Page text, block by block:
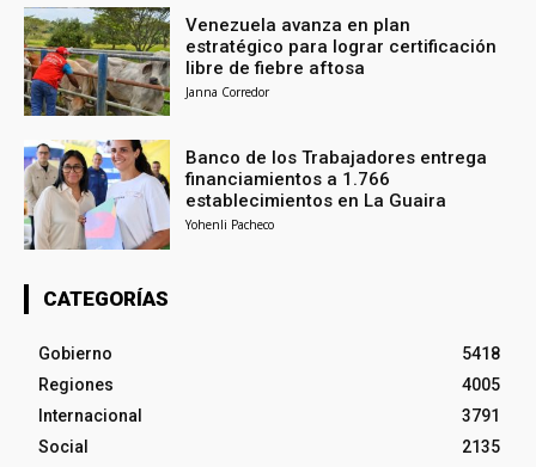
Venezuela avanza en plan
estratégico para lograr certificación
libre de fiebre aftosa
Janna Corredor
Banco de los Trabajadores entrega
financiamientos a 1.766
establecimientos en La Guaira
Yohenli Pacheco
CATEGORÍAS
Gobierno
5418
Regiones
4005
Internacional
3791
Social
2135